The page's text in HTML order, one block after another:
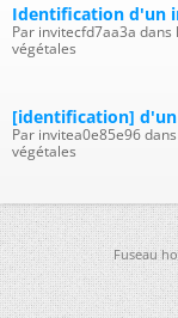
Identification d'un
Par invitecfd7aa3a
végétales
[identification]
Par invitea0e85e96
végétales
Fuseau